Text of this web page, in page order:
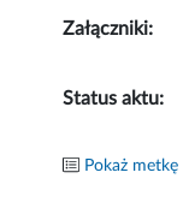
Załączniki:
Status aktu:
Pokaż metkę